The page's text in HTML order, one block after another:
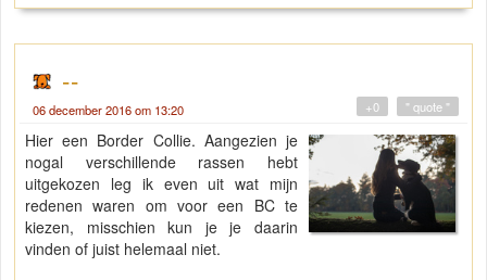
--
06 december 2016 om 13:20 " quote "
+0
Hier een Border Collie. Aangezien je
nogal verschillende rassen hebt
uitgekozen leg ik even uit wat mijn
redenen waren om voor een BC te
kiezen, misschien kun je je daarin
vinden of juist helemaal niet.